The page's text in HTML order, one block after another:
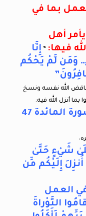
بما في
أهل
فيها: ” إِنَّا
وَمَن لَّمْ يَحْكُم
الله نفسه ونسخ
بما أنزل الله فيه:
( سورة المائدة 47
شَيْءٍ حَتَّىٰ
أُنزِلَ إِلَيْكُم مِّن
في العمل
التَّوْراةَ